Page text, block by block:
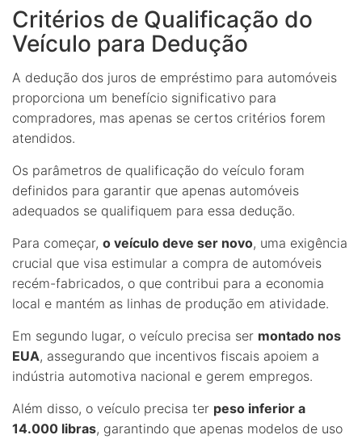
Critérios de Qualificação do
Veículo para Dedução
A dedução dos juros de empréstimo para automóveis
proporciona um benefício significativo para
compradores, mas apenas se certos critérios forem
atendidos.
Os parâmetros de qualificação do veículo foram
definidos para garantir que apenas automóveis
adequados se qualifiquem para essa dedução.
Para começar, o veículo deve ser novo, uma exigência
crucial que visa estimular a compra de automóveis
recém-fabricados, o que contribui para a economia
local e mantém as linhas de produção em atividade.
Em segundo lugar, o veículo precisa ser montado nos
EUA, assegurando que incentivos fiscais apoiem a
indústria automotiva nacional e gerem empregos.
Além disso, o veículo precisa ter peso inferior a
14.000 libras, garantindo que apenas modelos de uso